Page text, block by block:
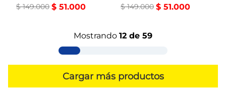
$ 149.000 $ 51.000
$ 149.000 $ 51.000
Mostrando 12 de 59